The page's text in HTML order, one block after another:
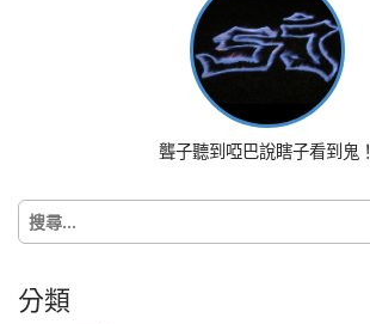
聾子聽到啞巴說瞎子看到鬼！
搜
尋
字:
分類